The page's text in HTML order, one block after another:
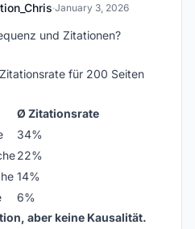
·January 3, 2026
und Zitationen?
für 200 Seiten
Ø Zitationsrate
34%
22%
14%
6%
aber keine Kausalität.